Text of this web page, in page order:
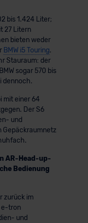
bis 1.424 Liter;
27 Litern
bieten weder
BMW i5 Touring.
Stauraum: der
sogar 570 bis
dennoch.
mit einer 64
Der S6
und
Gepäckraumnetz
AR-Head-up-
Bedienung
zurück im
e-tron
und